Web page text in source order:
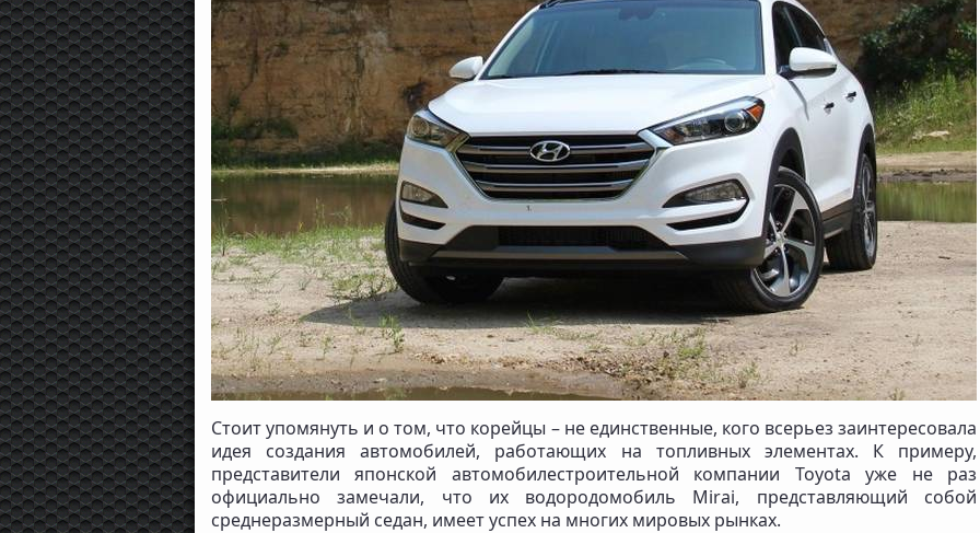
Стоит упомянуть и о том, что корейцы – не единственные, кого всерьез заинтересовала
идея создания автомобилей, работающих на топливных элементах. К примеру,
представители японской автомобилестроительной компании Toyota уже не раз
официально замечали, что их водородомобиль Mirai, представляющий собой
среднеразмерный седан, имеет успех на многих мировых рынках.